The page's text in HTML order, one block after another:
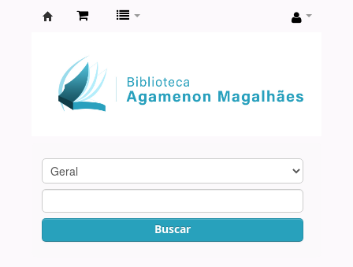
Agamenon
Magalhães
Buscar